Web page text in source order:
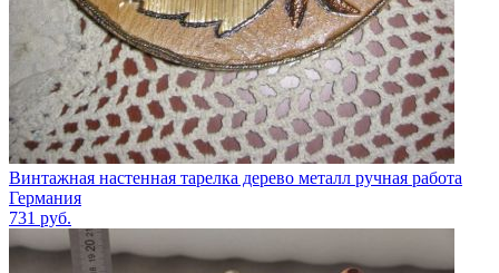
Винтажная настенная тарелка дерево металл ручная работа
Германия
731 руб.